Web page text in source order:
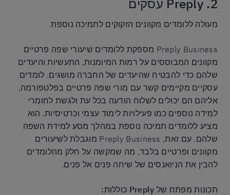
2. Preply עסקים
מעולה ללומדים מקוונים הזקוקים לתמיכה נוספת
Preply Business מספקת ללומדים שיעורי שפה פרטיים
מקוונים המבוססים על רמות המיומנות, התעשיות והיעדים
שלהם כדי להבטיח שהיעדים של החברה מושגים. לומדים
עסקיים מקיימים קשר עם מורי שפה פרטיים בפלטפורמה,
אליהם הם יכולים לשלוח הודעה בכל עת ולגשת לחומרי
למידה נוספים כמו פעילויות לימוד עצמי וכרטיסיות. הוא
מציע ללומדים תמיכה נוספת במהלך מסע למידת השפה
שלהם. עם זאת, Preply Business מוגבלת לשיעורים
מקוונים ופרטיים בלבד, מה שמקשה על חלק מהלומדים
להבין את הניואנסים של שיחה פנים אל פנים.
תכונות מפתח של Preply כוללות: